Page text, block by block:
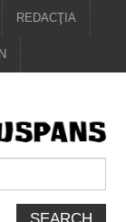
REDACŢIA